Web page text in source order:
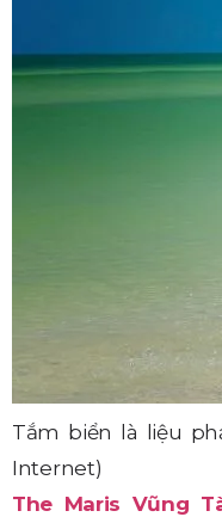
Tắm biển là liệu
Internet)
The Maris Vũng